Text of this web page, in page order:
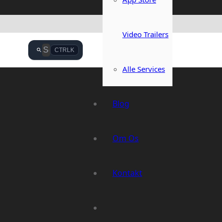
CTRLK
Video Trailers
Alle Services
Blog
Om Os
Kontakt